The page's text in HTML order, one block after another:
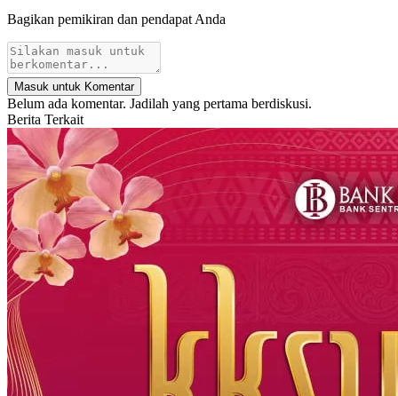
Bagikan pemikiran dan pendapat Anda
Masuk untuk Komentar
Belum ada komentar. Jadilah yang pertama berdiskusi.
Berita Terkait